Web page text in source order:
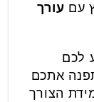
עם עורך
לכם
אתכם
הצורך